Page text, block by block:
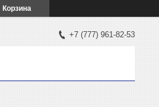
Корзина
+7 (777) 961-82-53